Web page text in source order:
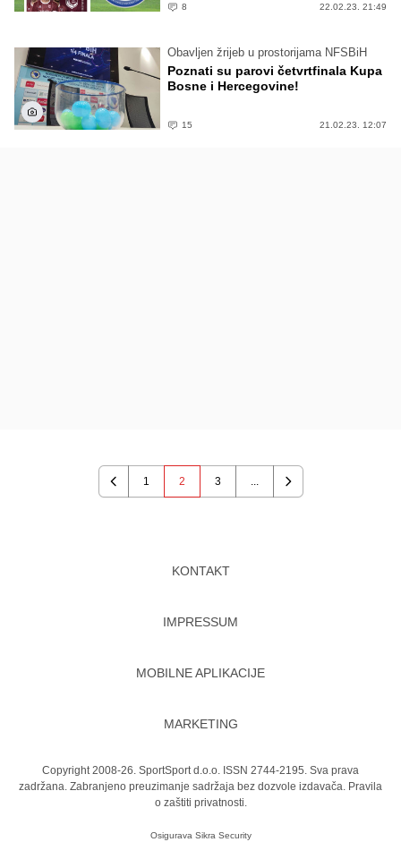
8 22.02.23. 21:49
Obavljen žrijeb u prostorijama NFSBiH
Poznati su parovi četvrtfinala Kupa
Bosne i Hercegovine!
15 21.02.23. 12:07
Previous
1 2 3 ...
Next
KONTAKT
IMPRESSUM
MOBILNE APLIKACIJE
MARKETING
Copyright 2008-26. SportSport d.o.o. ISSN 2744-2195. Sva prava
zadržana. Zabranjeno preuzimanje sadržaja bez dozvole izdavača. Pravila
o zaštiti privatnosti.
Osigurava Sikra Security